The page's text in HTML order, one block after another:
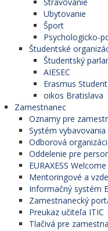
Ubytovanie
Šport
Psychologicko-
Študentské
Študentský
AIESEC
Erasmus
oikos Bratislava
Zamestnanec
Oznamy pre
Systém
Odborová
Oddelenie pre
EURAXESS
Mentoringové a
Informačný systém
Zamestnanecký
Preukaz učiteľa ITIC
Tlačivá pre